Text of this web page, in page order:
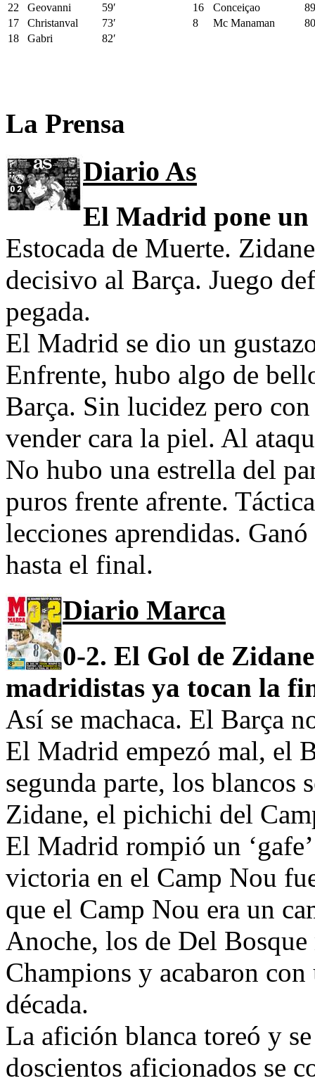
22 Geovanni 59′ 16 Conceiçao
17
Christanval 73′ 8 Mc Manaman
18
Gabri 82′
La Prensa
Diario As
El Madrid pone un
Estocada de Muerte.
decisivo al Barça. Juego
pegada.
El Madrid se dio un
Enfrente, hubo algo de
Barça. Sin lucidez pero
vender cara la piel. Al
No hubo una estrella del
puros frente afrente.
lecciones aprendidas.
hasta el final.
Diario Marca
0-2. El Gol de
madridistas ya tocan la
Así se machaca. El Barça
El Madrid empezó mal, el
segunda parte, los blancos
Zidane, el pichichi del
El Madrid rompió un
victoria en el Camp Nou
que el Camp Nou era un
Anoche, los de Del
Champions y acabaron
década.
La afición blanca toreó y
doscientos aficionados se